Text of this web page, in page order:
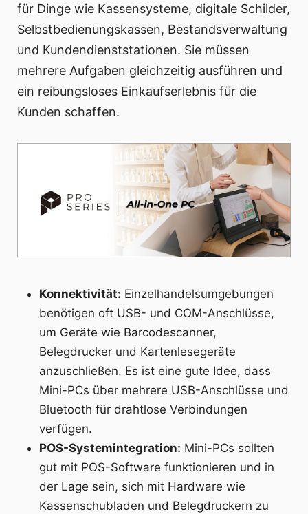
für Dinge wie Kassensysteme, digitale Schilder,
Selbstbedienungskassen, Bestandsverwaltung
und Kundendienststationen. Sie müssen
mehrere Aufgaben gleichzeitig ausführen und
ein reibungsloses Einkaufserlebnis für die
Kunden schaffen.
Konnektivität: Einzelhandelsumgebungen
benötigen oft USB- und COM-Anschlüsse,
um Geräte wie Barcodescanner,
Belegdrucker und Kartenlesegeräte
anzuschließen. Es ist eine gute Idee, dass
Mini-PCs über mehrere USB-Anschlüsse und
Bluetooth für drahtlose Verbindungen
verfügen.
POS-Systemintegration: Mini-PCs sollten
gut mit POS-Software funktionieren und in
der Lage sein, sich mit Hardware wie
Kassenschubladen und Belegdruckern zu